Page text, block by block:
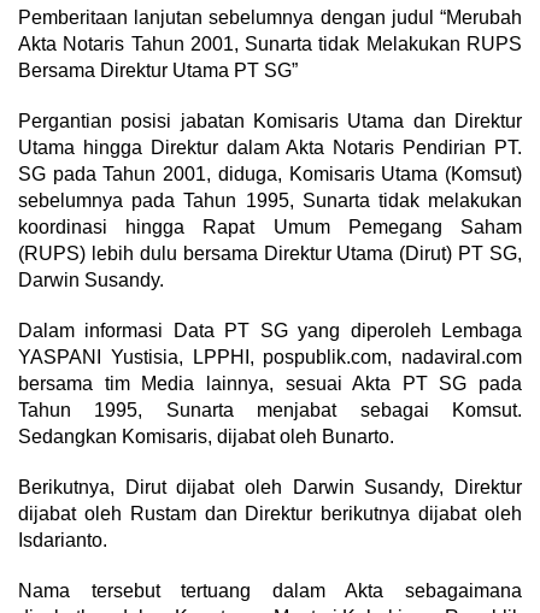
Pemberitaan lanjutan sebelumnya dengan judul “Merubah
Akta Notaris Tahun 2001, Sunarta tidak Melakukan RUPS
Bersama Direktur Utama PT SG”
Pergantian posisi jabatan Komisaris Utama dan Direktur
Utama hingga Direktur dalam Akta Notaris Pendirian PT.
SG pada Tahun 2001, diduga, Komisaris Utama (Komsut)
sebelumnya pada Tahun 1995, Sunarta tidak melakukan
koordinasi hingga Rapat Umum Pemegang Saham
(RUPS) lebih dulu bersama Direktur Utama (Dirut) PT SG,
Darwin Susandy.
Dalam informasi Data PT SG yang diperoleh Lembaga
YASPANI Yustisia, LPPHI, pospublik.com, nadaviral.com
bersama tim Media lainnya, sesuai Akta PT SG pada
Tahun 1995, Sunarta menjabat sebagai Komsut.
Sedangkan Komisaris, dijabat oleh Bunarto.
Berikutnya, Dirut dijabat oleh Darwin Susandy, Direktur
dijabat oleh Rustam dan Direktur berikutnya dijabat oleh
Isdarianto.
Nama tersebut tertuang dalam Akta sebagaimana